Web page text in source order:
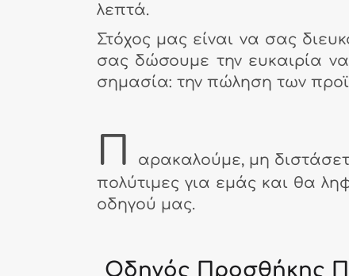
λεπτά.
Στόχος μας είναι να σας
σας δώσουμε την ευκαιρία
σημασία: την πώληση των
Π
αρακαλούμε, μη
πολύτιμες για εμάς και θα
οδηγού μας.
Οδηγός Προσθήκης